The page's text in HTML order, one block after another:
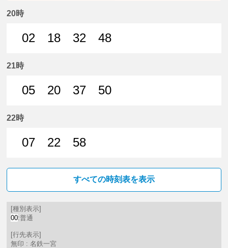
20時
02
18
32
48
21時
05
20
37
50
22時
07
22
58
すべての時刻表を表示
[種別表示]
00:普通
[行先表示]
無印 : 名鉄一宮